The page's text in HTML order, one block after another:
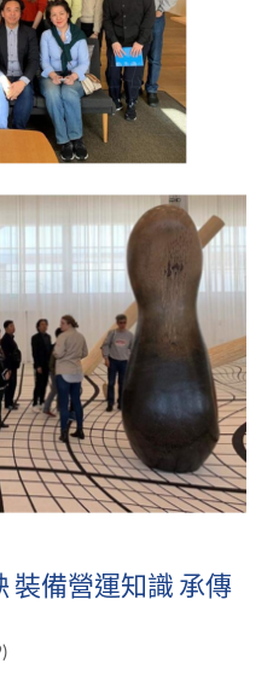
裝備營運知識 承傳